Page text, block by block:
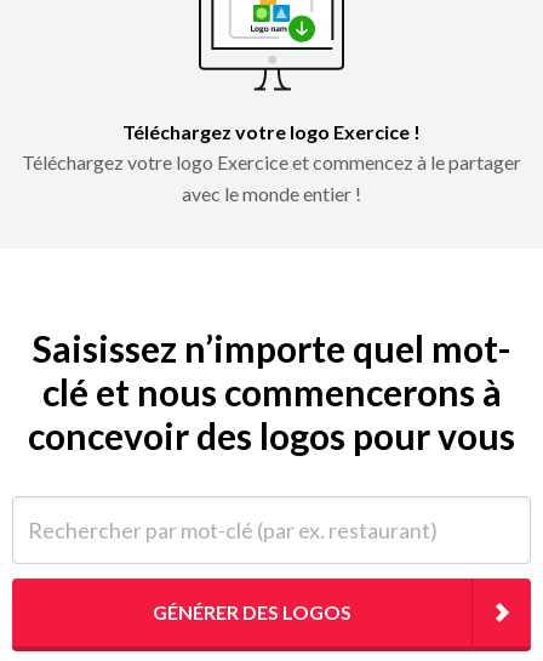
Téléchargez votre logo Exercice !
Téléchargez votre logo Exercice et commencez à le partager
avec le monde entier !
Saisissez n’importe quel mot-
clé et nous commencerons à
concevoir des logos pour vous
GÉNÉRER DES LOGOS